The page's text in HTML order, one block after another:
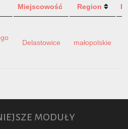
Miejscowość Region
Delastowice małopolskie
moduły